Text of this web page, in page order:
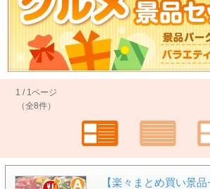
1 / 1ページ
（全8件）
【楽々まとめ買い景